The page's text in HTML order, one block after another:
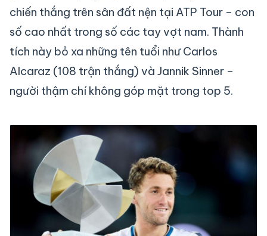
chiến thắng trên sân đất nện tại ATP Tour – con
số cao nhất trong số các tay vợt nam. Thành
tích này bỏ xa những tên tuổi như Carlos
Alcaraz (108 trận thắng) và Jannik Sinner –
người thậm chí không góp mặt trong top 5.